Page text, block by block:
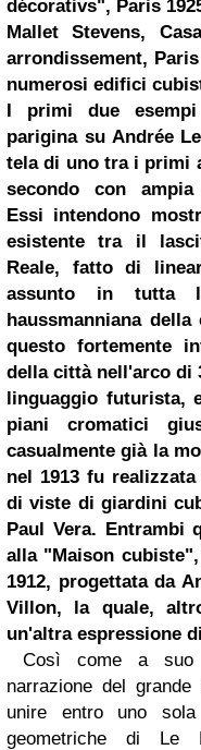
décorativs", Paris
Mallet Stevens,
arrondissement,
numerosi edifici
I primi due
parigina su Andrée
tela di uno tra i primi
secondo con ampia
Essi intendono
esistente tra il
Reale, fatto di
assunto in tutta
haussmanniana
questo fortemente
della città nell'arco di
linguaggio futurista,
piani cromatici
casualmente già la
nel 1913 fu
di viste di giardini
Paul Vera. Entrambi
alla "Maison
1912, progettata da
Villon, la quale,
un'altra espressione
Così come a suo
narrazione del
unire entro uno
geometriche di Le